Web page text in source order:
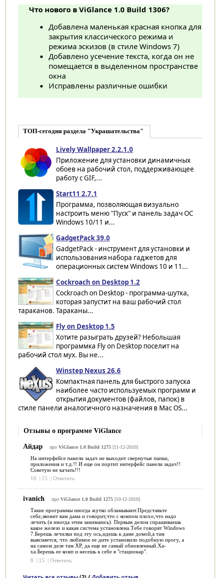
Что нового в ViGlance 1.0 Build 1306?
Добавлена маленькая красная кнопка для
закрытия классического режима и
режима эскизов (в стиле Windows 7)
Добавлено усечение текста, когда он не
помещается в выделенном пространстве
окна
Исправлены различные ошибки
ТОП-сегодня раздела "Украшательства"
Lively Wallpaper 2.2.1.0
Приложение для установки динамичных
обоев на рабочий стол, поддерживающее
работу с GIF,...
Start11 2.7.1
Программа, позволяющая визуально
настроить меню "Пуск" и панель задач ОС
Windows 10/11 и...
GadgetPack 39.0
GadgetPack - инструмент для установки и
использования набора гаджетов для
операционных систем Windows 10 и 11...
Cockroach on Desktop 1.2
Cockroach on Desktop - программа-шутка,
которая запустит на ваш рабочий стол
тараканов. Тараканы...
Fly on Desktop 1.5
Хотите разыграть друзей? Небольшая
программка Fly on Desktop поселит на
рабочий стол мух. Вы не...
Winstep Nexus 26.6
Компактная панель для быстрого запуска
наиболее часто используемых программ и
открытия документов (файлов, папок) в
стиле панели аналогичного назначения в Mac OS...
Отзывы о программе ViGlance
Айдар
про ViGlance 1.0 Build 1275[11-12-2010]
На интерфейсе панели задач не выходит свернутые папки,
приложения и т.д.!! И еще он портит интерфейс панели задач!!
Советую не качать!!!
10
15 Ответить
ivanich про ViGlance 1.0 Build 1275[10-12-2010]
Такие программы иногда жутко обламывают.Представьте
себе,звонит вам дама и говорит,что с компом плохо,что надо
лечить (я иногда этим занимаюсь). Первым делом спрашиваешь
какое железо и какая система установлена.Тебе говорят Windows
7.Берешь лечилки под эту ось,идешь к даме домой,а там
выясняется, что любимое ее дите установило подобную прогу, а
на самом деле там XP, да еще не самый обновленный.Ха-
ха.Берешь ее комп и несешь к себе в "стационар".
8
| 15 | Ответить